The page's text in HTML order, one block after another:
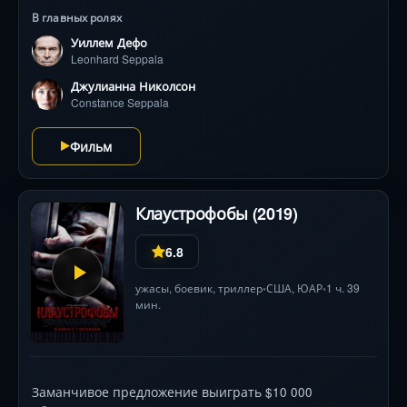
слепящие бураны и отвесные скалы проверяют на
прочность связь человека и собаки. Параллельно
раскрываются трогательные моменты взросления
пса — от отвергнутого щенка до лидера упряжки.
Виды заснеженной Аляски и мощная игра Дефо
вдохновляющую битву за жизни.
В главных ролях
Уиллем Дефо
Leonhard Seppala
Джулианна Николсон
Constance Seppala
Фильм
Клаустрофобы (2019)
6.8
ужасы, боевик, триллер•США, ЮАР•1 ч. 39
мин.
Заманчивое предложение выиграть $10 000